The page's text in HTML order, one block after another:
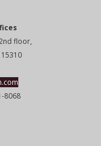
floor,
15310
8068